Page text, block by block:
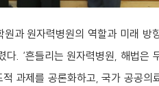
과 원자력병원의 역할과 미래 방
. ‘흔들리는 원자력병원, 해법은
과제를 공론화하고, 국가 공공의